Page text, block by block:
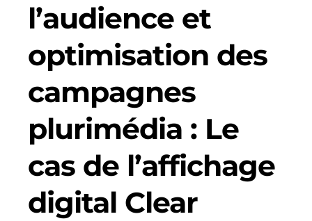
l’audience et
optimisation des
campagnes
plurimédia : Le
cas de l’affichage
digital Clear